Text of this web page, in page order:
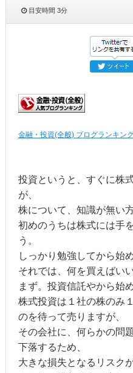
目安時間3分
金融・投資(全般) ブログランキン
投資というと、すぐに株
が、
株について、知識が無い方
初めのうちは株式には手
う。
しっかり勉強してから始
それでは、何を買えばい
まず。投資信託やから始
株式投資は１社の株のみ
のを待って売りますが、
その会社に、何らかの問
下落するため、
大きな損失となるリスク